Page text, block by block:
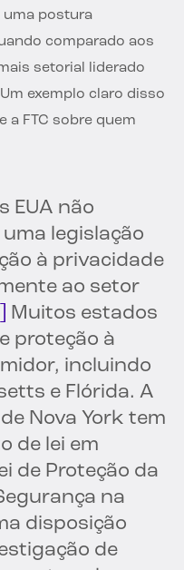
uma postura
comparado aos
setorial liderado
exemplo claro disso
a FTC sobre quem
EUA não
legislação
à privacidade
ao setor
Muitos estados
proteção à
incluindo
e Flórida. A
Nova York tem
de lei em
de Proteção da
na
disposição
de